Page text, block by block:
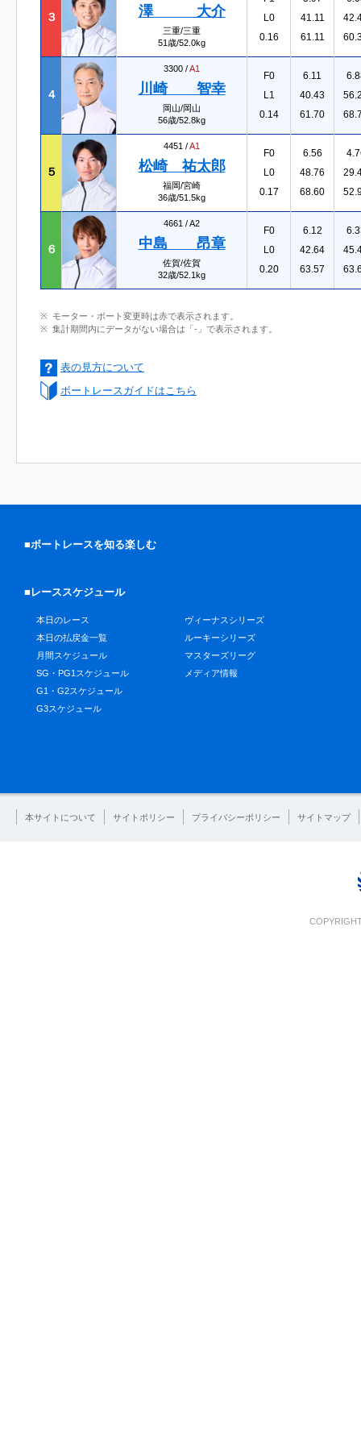
３ 澤 大介
三重/三重
51歳/52.0kg
L0
0.16
41.11
61.11
４
3300 /A1
川崎 智幸
岡山/岡山
56歳/52.8kg
F0
L1
0.14
6.11
40.43
61.70
５
4451 /A1
松崎 祐太郎
福岡/宮崎
36歳/51.5kg
F0
L0
0.17
6.56
48.76
68.60
６
4661 /A2
中島 昂章
佐賀/佐賀
32歳/52.1kg
F0
L0
0.20
6.12
42.64
63.57
モーター・ボート変更時は赤で表示されます。
集計期間内にデータがない場合は「-」で表示されます。
表の見方について
ボートレースガイドはこちら
■ボートレースを知る楽しむ
■レーススケジュール
本日のレース
本日の払戻金一覧
月間スケジュール
SG・PG1スケジュール
G1・G2スケジュール
G3スケジュール
ヴィーナスシリーズ
ルーキーシリーズ
マスターズリーグ
メディア情報
本サイトについて サイトポリシー プライバシーポリシー サイトマップ